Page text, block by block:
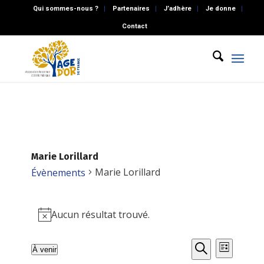
Qui sommes-nous ? Partenaires J’adhère Je donne
Contact
Marie Lorillard
Évènements Marie Lorillard
Évènements
Notice
Aucun résultat trouvé.
Recherche
de
Liste
À venir